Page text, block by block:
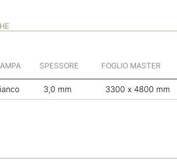
SPESSORE FOGLIO MASTER
3,0 mm 3300 x 4800 mm